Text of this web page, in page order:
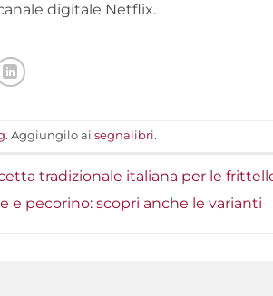
digitale Netflix.
. Aggiungilo ai segnalibri.
tradizionale italiana per le
e pecorino: scopri anche le varianti